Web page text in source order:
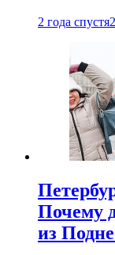
2 года спустя
Почему
из